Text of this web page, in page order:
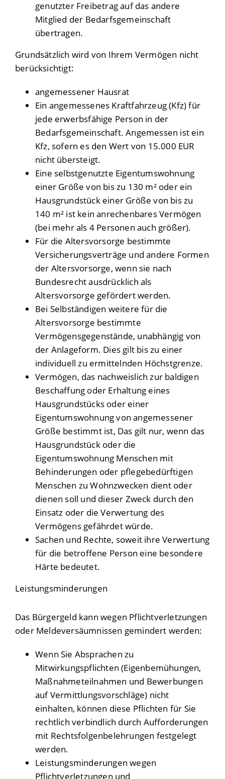
genutzter Freibetrag auf das andere
Mitglied der Bedarfsgemeinschaft
übertragen.
Grundsätzlich wird von Ihrem Vermögen nicht
berücksichtigt:
angemessener Hausrat
Ein angemessenes Kraftfahrzeug (Kfz) für
jede erwerbsfähige Person in der
Bedarfsgemeinschaft. Angemessen ist ein
Kfz, sofern es den Wert von 15.000 EUR
nicht übersteigt.
Eine selbstgenutzte Eigentumswohnung
einer Größe von bis zu 130 m² oder ein
Hausgrundstück einer Größe von bis zu
140 m² ist kein anrechenbares Vermögen
(bei mehr als 4 Personen auch größer).
Für die Altersvorsorge bestimmte
Versicherungsverträge und andere Formen
der Altersvorsorge, wenn sie nach
Bundesrecht ausdrücklich als
Altersvorsorge gefördert werden.
Bei Selbständigen weitere für die
Altersvorsorge bestimmte
Vermögensgegenstände, unabhängig von
der Anlageform. Dies gilt bis zu einer
individuell zu ermittelnden Höchstgrenze.
Vermögen, das nachweislich zur baldigen
Beschaffung oder Erhaltung eines
Hausgrundstücks oder einer
Eigentumswohnung von angemessener
Größe bestimmt ist, Das gilt nur, wenn das
Hausgrundstück oder die
Eigentumswohnung Menschen mit
Behinderungen oder pflegebedürftigen
Menschen zu Wohnzwecken dient oder
dienen soll und dieser Zweck durch den
Einsatz oder die Verwertung des
Vermögens gefährdet würde.
Sachen und Rechte, soweit ihre Verwertung
für die betroffene Person eine besondere
Härte bedeutet.
Leistungsminderungen
Das Bürgergeld kann wegen Pflichtverletzungen
oder Meldeversäumnissen gemindert werden:
Wenn Sie Absprachen zu
Mitwirkungspflichten (Eigenbemühungen,
Maßnahmeteilnahmen und Bewerbungen
auf Vermittlungsvorschläge) nicht
einhalten, können diese Pflichten für Sie
rechtlich verbindlich durch Aufforderungen
mit Rechtsfolgenbelehrungen festgelegt
werden.
Leistungsminderungen wegen
Pflichtverletzungen und